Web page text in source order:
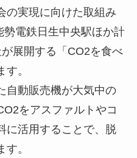
の実現に向けた取組み
勢電鉄日生中央駅ほか計
展開する「CO2を食べ
。
自動販売機が大気中の
をアスファルトやコ
に活用することで、脱
。